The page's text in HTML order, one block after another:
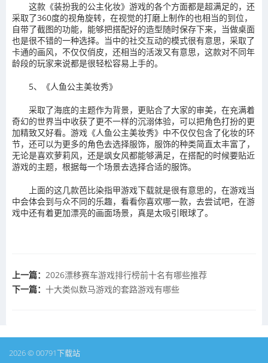
这款《装扮我的公主化妆》游戏的各个方面都是超满足的，还
采取了360度的视角旋转，在视觉的打磨上制作的也相当的到位，
自带了截图的功能，能够把搭配好的造型随时保存下来，当做桌面
也是很不错的一种选择。当中的社交互动的模式很有意思，采取了
卡通的画风，不仅仅俏皮，还相当的活泼又有意思，这款对不同年
龄段的玩家来说都是很轻松容易上手的。
5、《人鱼公主美妆秀》
采取了海底的主题作为背景，更贴合了大家的审美，在充满着
奇幻的世界当中收获了更不一样的沉溺体验，可以把角色打扮的更
加精致又好看。游戏《人鱼公主美妆秀》中不仅仅包含了化妆的环
节，还可以为更多的角色去选择服饰，服饰的种类简直太丰富了，
无论是喜欢萝莉风，还是飒女风都能够满足，在搭配的时候要贴近
游戏的主题，根据每一个场景去选择合适的服饰。
上面的这几款芭比染指甲游戏下载就是很有意思的，在游戏当
中会体会到与众不同的乐趣，看看你喜欢哪一款，去尝试吧，在游
戏中还有着更加漂亮的画面场景，真是太吸引眼球了。
上一篇： 2026漂移赛车游戏排行榜前十名有哪些推荐
下一篇： 十大类似数马游戏的套路游戏有哪些
2026 © 00791下载站